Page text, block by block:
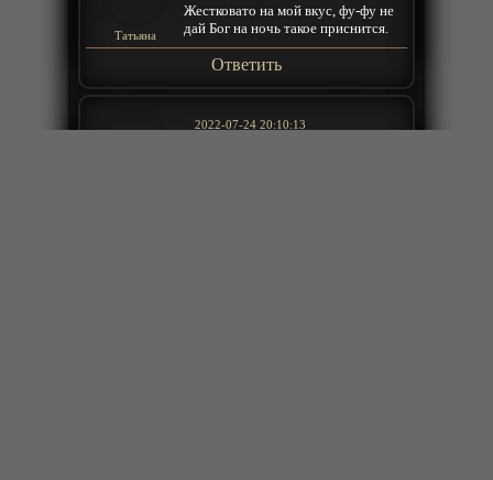
Татьяна
Жестковато на мой вкус, фу-фу не
дай Бог на ночь такое приснится.
Ответить
2022-07-24 20:10:13